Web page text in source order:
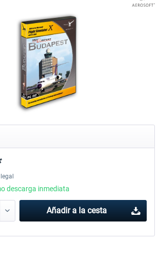
V2.0
*
Mega Airport Berlin
descarga inmediata
Añadir a la cesta